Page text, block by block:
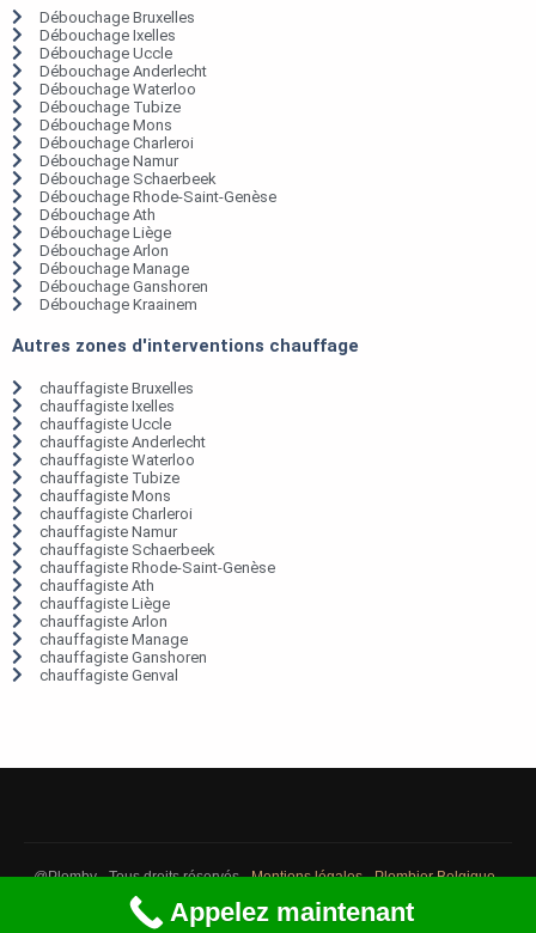
Débouchage Bruxelles
Débouchage Ixelles
Débouchage Uccle
Débouchage Anderlecht
Débouchage Waterloo
Débouchage Tubize
Débouchage Mons
Débouchage Charleroi
Débouchage Namur
Débouchage Schaerbeek
Débouchage Rhode-Saint-Genèse
Débouchage Ath
Débouchage Liège
Débouchage Arlon
Débouchage Manage
Débouchage Ganshoren
Débouchage Kraainem
Autres zones d'interventions chauffage
chauffagiste Bruxelles
chauffagiste Ixelles
chauffagiste Uccle
chauffagiste Anderlecht
chauffagiste Waterloo
chauffagiste Tubize
chauffagiste Mons
chauffagiste Charleroi
chauffagiste Namur
chauffagiste Schaerbeek
chauffagiste Rhode-Saint-Genèse
chauffagiste Ath
chauffagiste Liège
chauffagiste Arlon
chauffagiste Manage
chauffagiste Ganshoren
chauffagiste Genval
@Plomby - Tous droits réservés -Mentions légales-Plombier Belgique-
Débouchage Belgique
Appelez maintenant